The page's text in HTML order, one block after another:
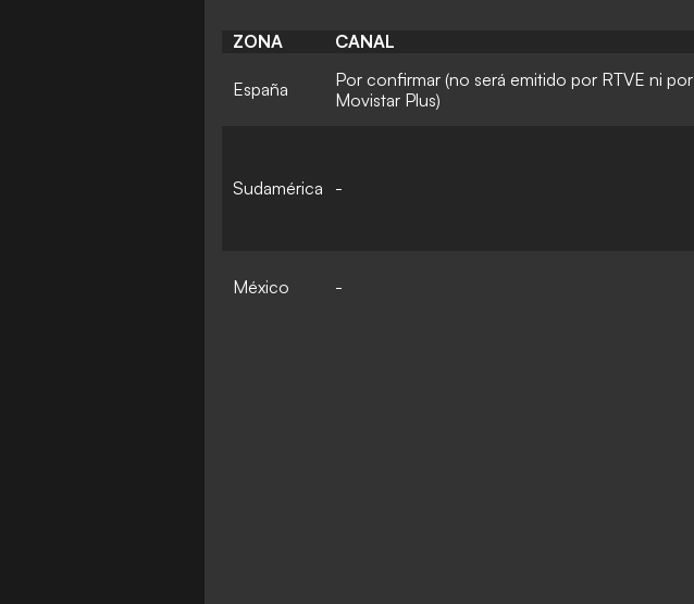
ZONA CANAL
España
Por confirmar (no será emitido por RTVE ni por
Movistar Plus)
Sudamérica -
México -